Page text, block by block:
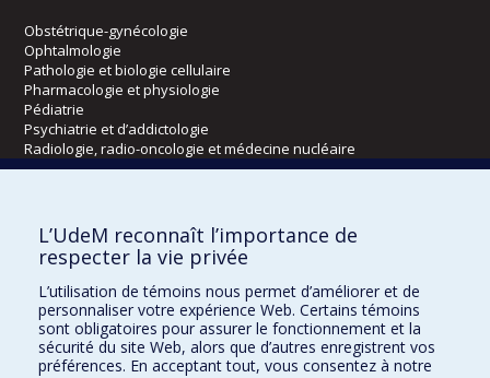
Obstétrique-gynécologie
Ophtalmologie
Pathologie et biologie cellulaire
Pharmacologie et physiologie
Pédiatrie
Psychiatrie et d’addictologie
Radiologie, radio-oncologie et médecine nucléaire
Écoles
Kinésiologie et des sciences de l’activité physique
Orthophonie et audiologie
Réadaptation
Directions
L’UdeM reconnaît l’importance de
respecter la vie privée
L’utilisation de témoins nous permet d’améliorer et de
personnaliser votre expérience Web. Certains témoins
sont obligatoires pour assurer le fonctionnement et la
sécurité du site Web, alors que d’autres enregistrent vos
préférences. En acceptant tout, vous consentez à notre